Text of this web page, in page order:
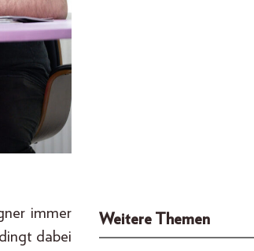
immer
dabei
Weitere Themen